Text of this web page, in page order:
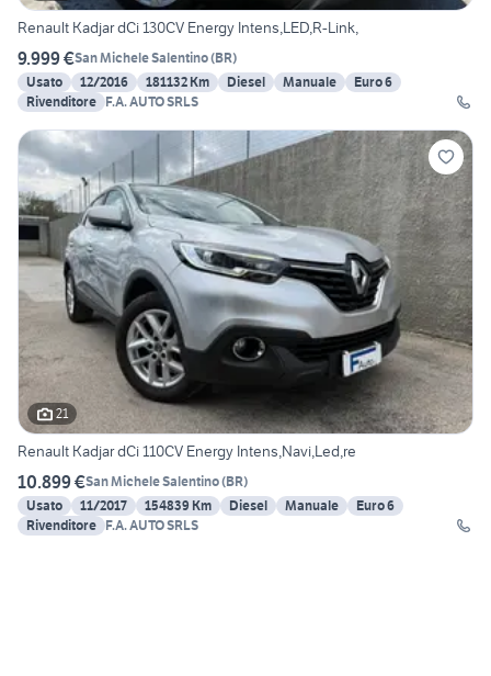
Renault Kadjar dCi 130CV Energy Intens,LED,R-Link,
9.999 €San Michele Salentino(BR)
Usato
12/2016 181132 Km Diesel Manuale
Euro 6
Rivenditore F.A. AUTO SRLS
21
Renault Kadjar dCi 110CV Energy Intens,Navi,Led,re
10.899 €San Michele Salentino(BR)
Usato
11/2017 154839 Km Diesel Manuale
Euro 6
Rivenditore F.A. AUTO SRLS